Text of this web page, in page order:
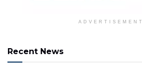
ADVERTISEMENT
Recent News